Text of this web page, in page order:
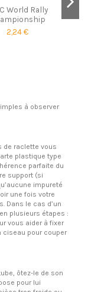
World Rally
2,24 €
à observer
de raclette vous
plastique type
parfaite du
support (si
impureté
une fois votre
Dans le cas d’un
plusieurs étapes :
vous aider à fixer
ciseau pour couper
ôtez-le de son
pour lui